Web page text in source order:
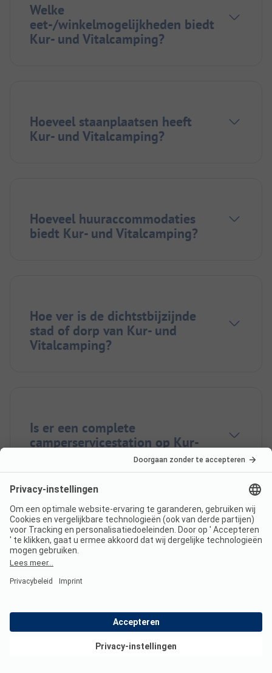
Welke
eet-/winkelmogelijkheden biedt
Kur- und Vitalcamping?
Hoeveel staanplaatsen heeft
Kur- und Vitalcamping?
Hoeveel huuraccommodaties
biedt Kur- und Vitalcamping?
Hoe ver is de dichtstbijzijnde
stad of dorp van Kur- und
Vitalcamping?
Is er een complete
camperservicestation op Kur-
und Vitalcamping?
Bekijk deals